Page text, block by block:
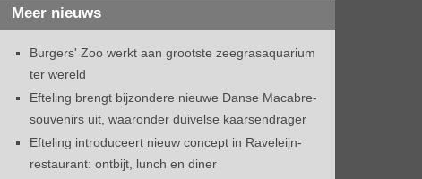
Meer nieuws
Burgers' Zoo werkt aan grootste zeegrasaquarium
ter wereld
Efteling brengt bijzondere nieuwe Danse Macabre-
souvenirs uit, waaronder duivelse kaarsendrager
Efteling introduceert nieuw concept in Raveleijn-
restaurant: ontbijt, lunch en diner